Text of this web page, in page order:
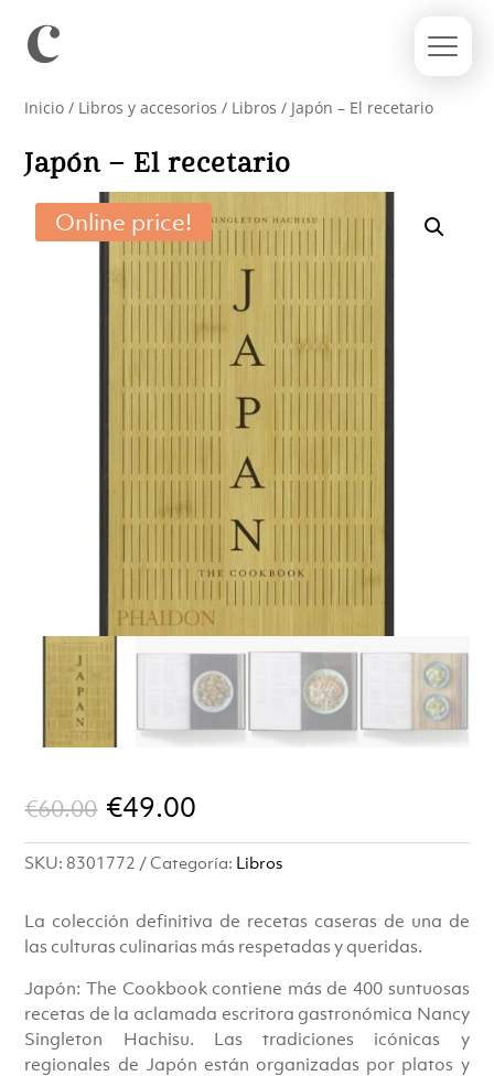
Inicio / Libros y accesorios / Libros / Japón – El recetario
Japón – El recetario
Online price!
€60.00 El
precio
original
era:
€60.00.
€49.00
precio
es:
€49.00.
SKU: 8301772 Categoría: Libros
La colección definitiva de recetas caseras de una de
las culturas culinarias más respetadas y queridas.
Japón: The Cookbook contiene más de 400 suntuosas
recetas de la aclamada escritora gastronómica Nancy
Singleton Hachisu. Las tradiciones icónicas y
regionales de Japón están organizadas por platos y